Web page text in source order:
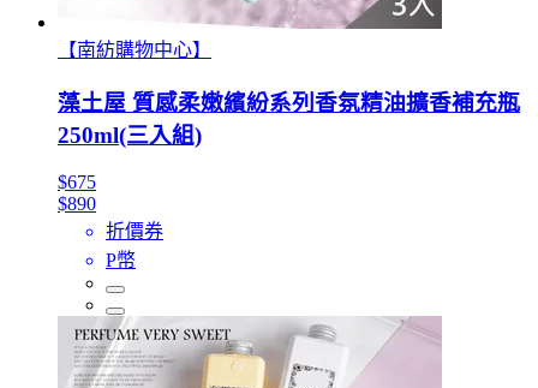
【南紡購物中心】
藻土屋 質感柔嫩繽紛系列香氛精油擴香補充瓶
250ml(三入組)
$675
$890
折價券
P幣